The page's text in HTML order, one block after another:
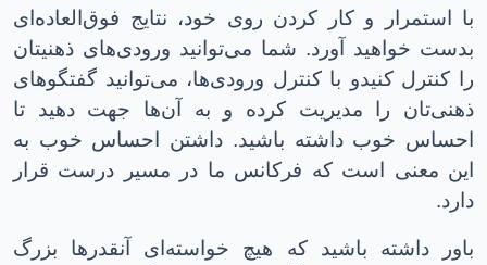
با استمرار و کار کردن روی خود، نتایج فوق‌العاده‌ای
بدست خواهید آورد. شما می‌توانید ورودی‌های ذهنیتان
را کنترل کنیدو با کنترل ورودی‌ها، می‌توانید گفتگوهای
ذهنی‌تان را مدیریت کرده و به آن‌ها جهت دهید تا
احساس خوب داشته باشید. داشتن احساس خوب به
این معنی است که فرکانس ما در مسیر درست قرار
دارد.
باور داشته باشید که هیچ خواسته‌ای آنقدرها بزرگ